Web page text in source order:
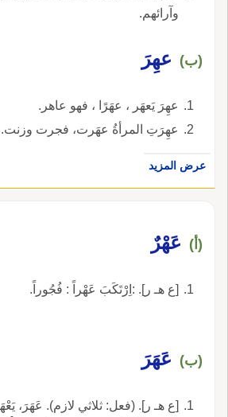
وآرائهم.
(ب) عهِرَ
عهِرَ يَعهَر ، عهَرًا ، فهو عاهر.
عهِرَتِ المرأةُ عهَرت، فجرت وزنت.
عرض المزيد
(أ) عَهْرٌ
[ع هـ ر]. :اِرْتَكَبَ عَهْراً : فُجُوراً.
(ب) عَهَرَ
[ع هـ ر]. (فعل: ثلاثي لازم). عَهَرَ،